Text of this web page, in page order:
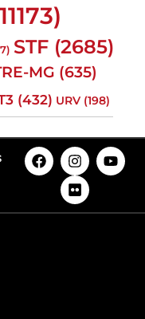
STF (2685)
MG (635)
(432) URV (198)